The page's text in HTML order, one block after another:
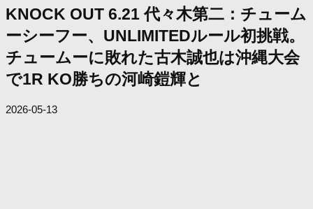
KNOCK OUT 6.21 代々木第二：チューム
ーシーフー、UNLIMITEDルール初挑戦。
チュームーに敗れた古木誠也は沖縄大会
で1R KO勝ちの河崎鎧輝と
2026-05-13